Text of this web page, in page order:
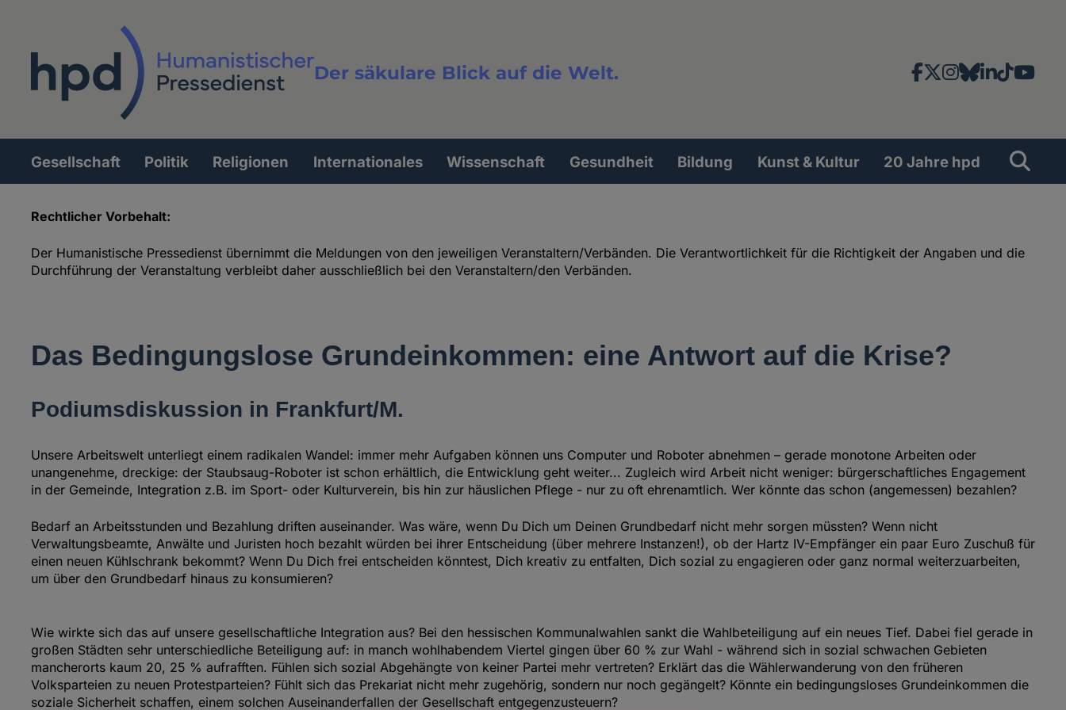
Der säkulare Blick auf die Welt.
News-
Social
Network
Facebook
X Instagram
Bluesky
LinkedIn
TikTok
Volltextsuche
Suche
Hauptnavigation
Gesellschaft Politik Religionen Internationales Wissenschaft Gesundheit Bildung Kunst & Kultur 20 Jahre hpd
Rechtlicher Vorbehalt:
Der Humanistische Pressedienst übernimmt die Meldungen von den jeweiligen Veranstaltern/Verbänden. Die Verantwortlichkeit für die Richtigkeit der Angaben und die
Durchführung der Veranstaltung verbleibt daher ausschließlich bei den Veranstaltern/den Verbänden.
Das Bedingungslose Grundeinkommen: eine Antwort auf die Krise?
Podiumsdiskussion in Frankfurt/M.
Unsere Arbeitswelt unterliegt einem radikalen Wandel: immer mehr Aufgaben können uns Computer und Roboter abnehmen – gerade monotone Arbeiten oder
unangenehme, dreckige: der Staubsaug-Roboter ist schon erhältlich, die Entwicklung geht weiter... Zugleich wird Arbeit nicht weniger: bürgerschaftliches Engagement
in der Gemeinde, Integration z.B. im Sport- oder Kulturverein, bis hin zur häuslichen Pflege - nur zu oft ehrenamtlich. Wer könnte das schon (angemessen) bezahlen?
Bedarf an Arbeitsstunden und Bezahlung driften auseinander. Was wäre, wenn Du Dich um Deinen Grundbedarf nicht mehr sorgen müssten? Wenn nicht
Verwaltungsbeamte, Anwälte und Juristen hoch bezahlt würden bei ihrer Entscheidung (über mehrere Instanzen!), ob der Hartz IV-Empfänger ein paar Euro Zuschuß für
einen neuen Kühlschrank bekommt? Wenn Du Dich frei entscheiden könntest, Dich kreativ zu entfalten, Dich sozial zu engagieren oder ganz normal weiterzuarbeiten,
um über den Grundbedarf hinaus zu konsumieren?
Wie wirkte sich das auf unsere gesellschaftliche Integration aus? Bei den hessischen Kommunalwahlen sankt die Wahlbeteiligung auf ein neues Tief. Dabei fiel gerade in
großen Städten sehr unterschiedliche Beteiligung auf: in manch wohlhabendem Viertel gingen über 60 % zur Wahl - während sich in sozial schwachen Gebieten
mancherorts kaum 20, 25 % aufrafften. Fühlen sich sozial Abgehängte von keiner Partei mehr vertreten? Erklärt das die Wählerwanderung von den früheren
Volksparteien zu neuen Protestparteien? Fühlt sich das Prekariat nicht mehr zugehörig, sondern nur noch gegängelt? Könnte ein bedingungsloses Grundeinkommen die
soziale Sicherheit schaffen, einem solchen Auseinanderfallen der Gesellschaft entgegenzusteuern?